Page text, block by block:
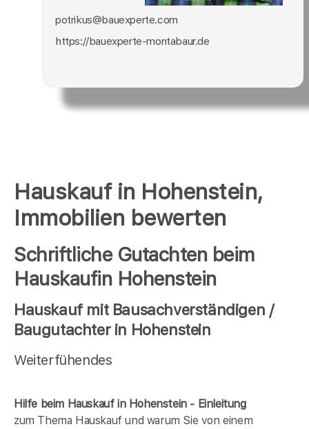
Hauskauf in Hohenstein,
Immobilien bewerten
Schriftliche Gutachten beim
Hauskaufin Hohenstein
Hauskauf mit Bausachverständigen /
Baugutachter in Hohenstein
Weiterfühendes
Hilfe beim Hauskauf in Hohenstein - Einleitung
zum Thema Hauskauf und warum Sie von einem
potrikus@bauexperte.com
https://bauexperte-montabaur.de